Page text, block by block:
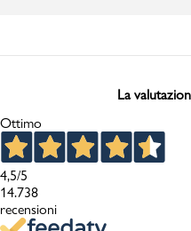
La
Ottimo
4,5/5
14.738
recensioni